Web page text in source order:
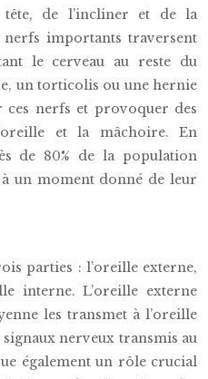
de l’incliner et de la
importants traversent
le cerveau au reste du
un torticolis ou une hernie
ces nerfs et provoquer des
et la mâchoire. En
de 80% de la population
un moment donné de leur
parties : l’oreille externe,
interne. L’oreille externe
les transmet à l’oreille
nerveux transmis au
également un rôle crucial